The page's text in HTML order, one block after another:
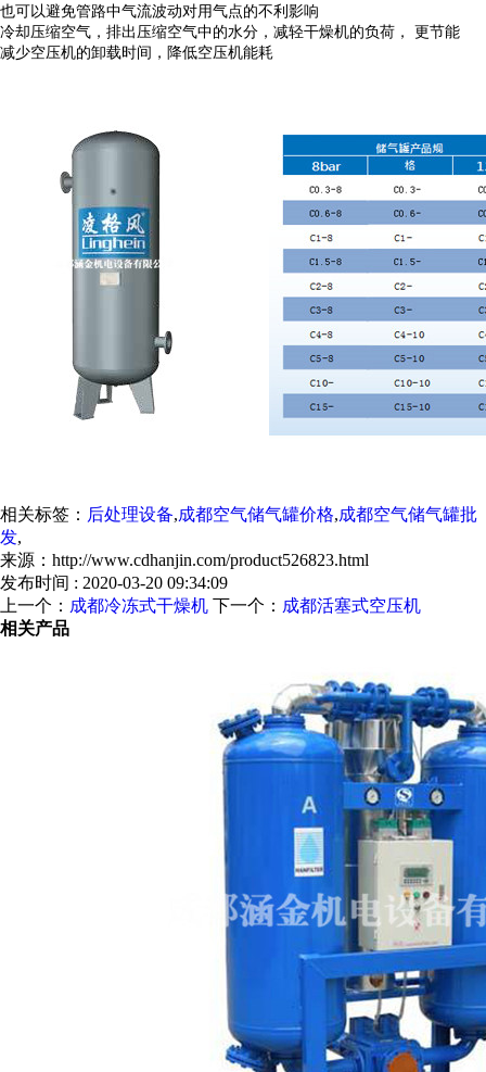
也可以避免管路中气流波动对用气点的不利影响
冷却压缩空气，排出压缩空气中的水分，减轻干燥机的负荷，
更节能
减少空压机的卸载时间，降低空压机能耗
相关标签： 后处理设备,成都空气储气罐价格,成都空气储气罐批
发,
来源：http://www.cdhanjin.com/product526823.html
发布时间 : 2020-03-20 09:34:09
上一个： 成都冷冻式干燥机 下一个： 成都活塞式空压机
相关产品